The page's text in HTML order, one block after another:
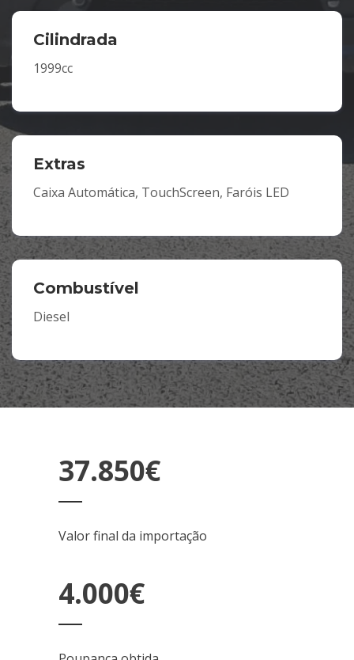
Cilindrada
1999cc
Extras
Caixa Automática, TouchScreen, Faróis LED
Combustível
Diesel
37.850€
Valor final da importação
4.000€